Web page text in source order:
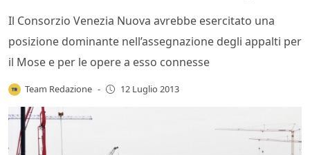
Il Consorzio Venezia Nuova avrebbe esercitato una
posizione dominante nell’assegnazione degli appalti per
il Mose e per le opere a esso connesse
Team Redazione - 12 Luglio 2013